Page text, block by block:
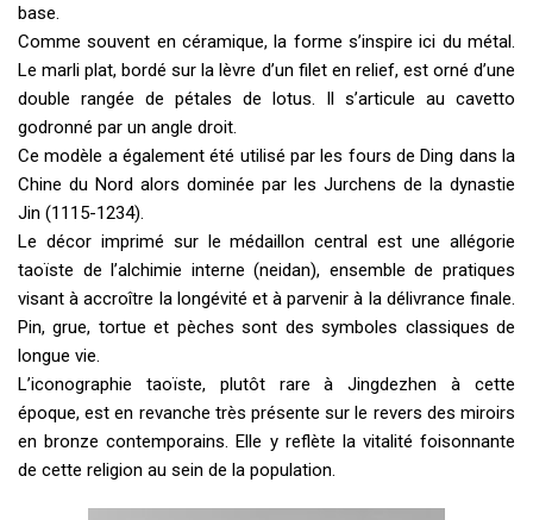
base.
Comme souvent en céramique, la forme s’inspire ici du métal.
Le marli plat, bordé sur la lèvre d’un filet en relief, est orné d’une
double rangée de pétales de lotus. Il s’articule au cavetto
godronné par un angle droit.
Ce modèle a également été utilisé par les fours de Ding dans la
Chine du Nord alors dominée par les Jurchens de la dynastie
Jin (1115-1234).
Le décor imprimé sur le médaillon central est une allégorie
taoïste de l’alchimie interne (neidan), ensemble de pratiques
visant à accroître la longévité et à parvenir à la délivrance finale.
Pin, grue, tortue et pèches sont des symboles classiques de
longue vie.
L’iconographie taoïste, plutôt rare à Jingdezhen à cette
époque, est en revanche très présente sur le revers des miroirs
en bronze contemporains. Elle y reflète la vitalité foisonnante
de cette religion au sein de la population.